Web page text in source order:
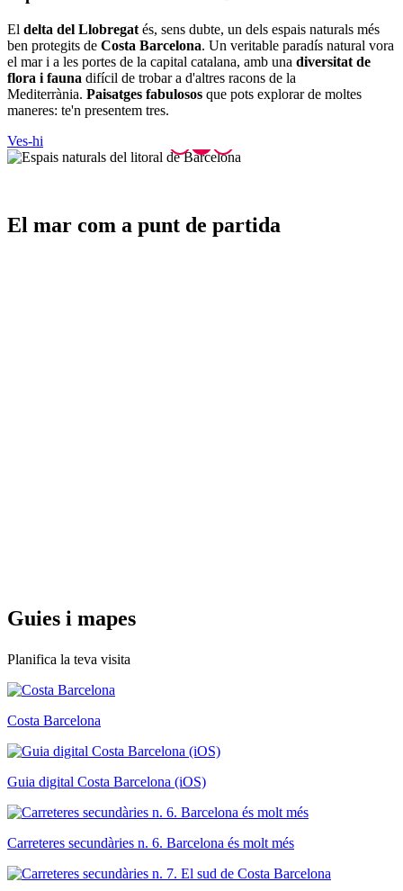
El delta del Llobregat és, sens dubte, un dels espais naturals més
ben protegits de Costa Barcelona. Un veritable paradís natural vora
el mar i a les portes de la capital catalana, amb una diversitat de
flora i fauna difícil de trobar a d'altres racons de la
Mediterrània. Paisatges fabulosos que pots explorar de moltes
maneres: te'n presentem tres.
Ves-hi
El mar com a punt de partida
Guies i mapes
Planifica la teva visita
Costa Barcelona
Guia digital Costa Barcelona (iOS)
Carreteres secundàries n. 6. Barcelona és molt més